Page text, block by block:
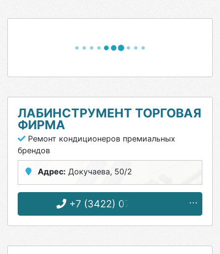
ЛАБИНСТРУМЕНТ ТОРГОВАЯ
ФИРМА
Ремонт кондиционеров премиальных
брендов
Адрес: Докучаева, 50/2
+7 (3422) 07-32-02